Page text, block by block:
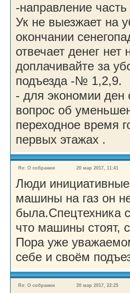
-направление
Ук не выезжает на
окончании
отвечает денег
доплачивайте за
подъезда -№ 1,2,9.
- для экономии ден
вопрос об
переходное время
первых этажах .
Re: О собрании 20 мар 2017, 11:41
Люди
машины на газ он
была.Спецтехника
что машины стоят,
Пора уже
себе и своём
Re: О собрании 20 мар 2017, 22:25